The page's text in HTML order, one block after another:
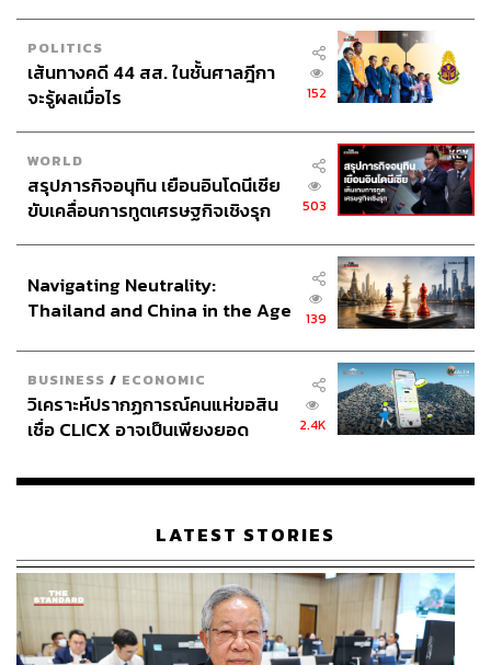
POLITICS
เส้นทางคดี 44 สส. ในชั้นศาลฎีกา
จะรู้ผลเมื่อไร
152
WORLD
สรุปภารกิจอนุทิน เยือนอินโดนีเซีย
ขับเคลื่อนการทูตเศรษฐกิจเชิงรุก
503
Navigating Neutrality:
Thailand and China in the Age
139
BUSINESS / ECONOMIC
วิเคราะห์ปรากฏการณ์คนแห่ขอสิน
เชื่อ CLICX อาจเป็นเพียงยอด
เรือนไทยที่ถูกซุกไว้
2.4K
LATEST STORIES